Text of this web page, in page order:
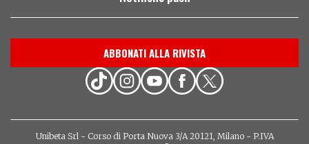
ABBONATI ALLA RIVISTA
Unibeta Srl - Corso di Porta Nuova 3/A 20121, Milano - P.IVA